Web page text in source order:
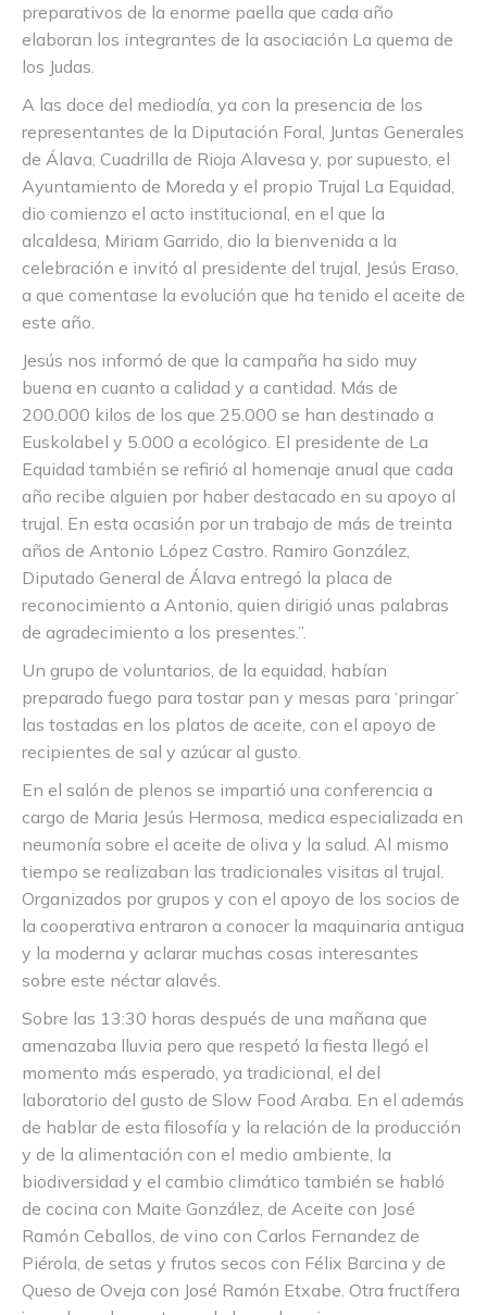
preparativos de la enorme paella que cada año
elaboran los integrantes de la asociación La quema de
los Judas.
A las doce del mediodía, ya con la presencia de los
representantes de la Diputación Foral, Juntas Generales
de Álava, Cuadrilla de Rioja Alavesa y, por supuesto, el
Ayuntamiento de Moreda y el propio Trujal La Equidad,
dio comienzo el acto institucional, en el que la
alcaldesa, Miriam Garrido, dio la bienvenida a la
celebración e invitó al presidente del trujal, Jesús Eraso,
a que comentase la evolución que ha tenido el aceite de
este año.
Jesús nos informó de que la campaña ha sido muy
buena en cuanto a calidad y a cantidad. Más de
200.000 kilos de los que 25.000 se han destinado a
Euskolabel y 5.000 a ecológico. El presidente de La
Equidad también se refirió al homenaje anual que cada
año recibe alguien por haber destacado en su apoyo al
trujal. En esta ocasión por un trabajo de más de treinta
años de Antonio López Castro. Ramiro González,
Diputado General de Álava entregó la placa de
reconocimiento a Antonio, quien dirigió unas palabras
de agradecimiento a los presentes.”.
Un grupo de voluntarios, de la equidad, habían
preparado fuego para tostar pan y mesas para ‘pringar’
las tostadas en los platos de aceite, con el apoyo de
recipientes de sal y azúcar al gusto.
En el salón de plenos se impartió una conferencia a
cargo de Maria Jesús Hermosa, medica especializada en
neumonía sobre el aceite de oliva y la salud. Al mismo
tiempo se realizaban las tradicionales visitas al trujal.
Organizados por grupos y con el apoyo de los socios de
la cooperativa entraron a conocer la maquinaria antigua
y la moderna y aclarar muchas cosas interesantes
sobre este néctar alavés.
Sobre las 13:30 horas después de una mañana que
amenazaba lluvia pero que respetó la fiesta llegó el
momento más esperado, ya tradicional, el del
laboratorio del gusto de Slow Food Araba. En el además
de hablar de esta filosofía y la relación de la producción
y de la alimentación con el medio ambiente, la
biodiversidad y el cambio climático también se habló
de cocina con Maite González, de Aceite con José
Ramón Ceballos, de vino con Carlos Fernandez de
Piérola, de setas y frutos secos con Félix Barcina y de
Queso de Oveja con José Ramón Etxabe. Otra fructífera